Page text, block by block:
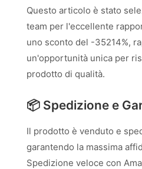
Questo articolo è stato
team per l'eccellente
uno sconto del -35214%,
un'opportunità unica per
prodotto di qualità.
📦 Spedizione e
Il prodotto è venduto e
garantendo la massima
Spedizione veloce con